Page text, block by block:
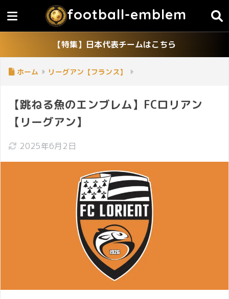
football-emblem
【特集】日本代表チームはこちら
ホーム リーグアン【フランス】
【跳ねる魚のエンブレム】FCロリアン
【リーグアン】
2025年6月2日